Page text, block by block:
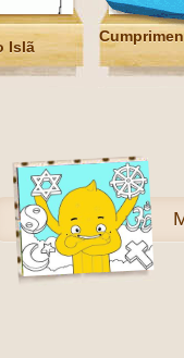
Islã